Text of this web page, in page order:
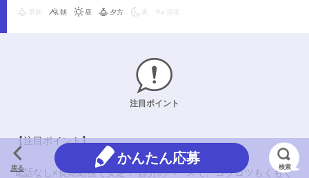
朝 昼 夕方 夜 深夜
注目ポイント
【注目ポイント】
電話なし×長期勤務で安定！ 自分のペースで、コツコツもくもく
戻る
かんたん応募
検索